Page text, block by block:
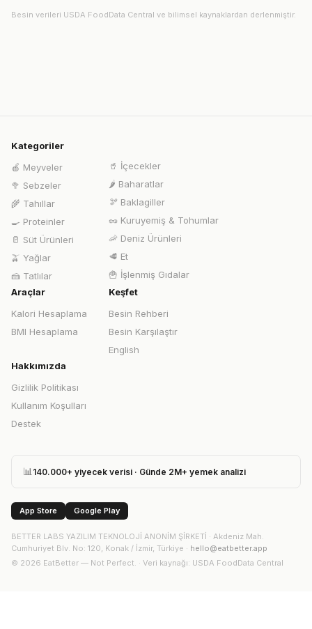
Besin verileri USDA FoodData Central ve bilimsel kaynaklardan derlenmiştir.
Kategoriler
🍎 Meyveler
🥦 Sebzeler
🌾 Tahıllar
🍳 Proteinler
🥛 Süt Ürünleri
🫒 Yağlar
🍰 Tatlılar
🥤 İçecekler
🌶️ Baharatlar
🫘 Baklagiller
🥜 Kuruyemiş & Tohumlar
🦐 Deniz Ürünleri
🥩 Et
🍟 İşlenmiş Gıdalar
Araçlar
Kalori Hesaplama
BMI Hesaplama
Keşfet
Besin Rehberi
Besin Karşılaştır
English
Hakkımızda
Gizlilik Politikası
Kullanım Koşulları
Destek
📊 140.000+ yiyecek verisi · Günde 2M+ yemek analizi
App Store Google Play
BETTER LABS YAZILIM TEKNOLOJİ ANONİM ŞİRKETİ · Akdeniz Mah.
Cumhuriyet Blv. No: 120, Konak / İzmir, Türkiye · hello@eatbetter.app
© 2026 EatBetter — Not Perfect. · Veri kaynağı: USDA FoodData Central